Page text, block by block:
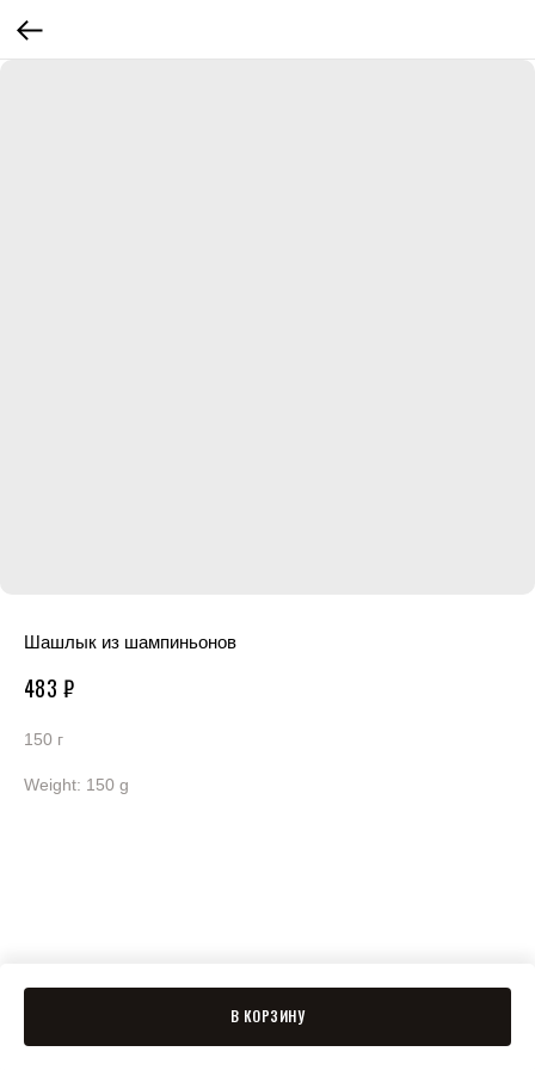
Шашлык из шампиньонов
483 ₽
В КОРЗИНУ
150 г
Weight: 150 g